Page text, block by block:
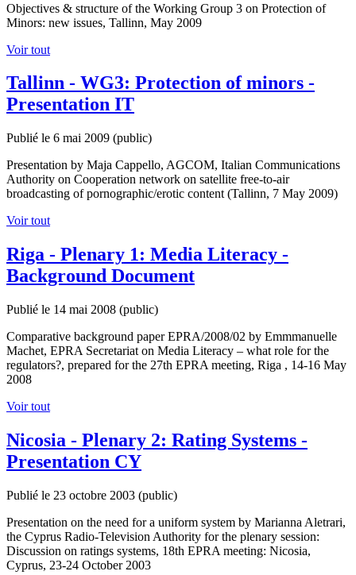
Objectives & structure of the Working Group 3 on Protection of
Minors: new issues, Tallinn, May 2009
Voir tout
Tallinn - WG3: Protection of minors -
Presentation IT
Publié le 6 mai 2009 (public)
Presentation by Maja Cappello, AGCOM, Italian Communications
Authority on Cooperation network on satellite free-to-air
broadcasting of pornographic/erotic content (Tallinn, 7 May 2009)
Voir tout
Riga - Plenary 1: Media Literacy -
Background Document
Publié le 14 mai 2008 (public)
Comparative background paper EPRA/2008/02 by Emmmanuelle
Machet, EPRA Secretariat on Media Literacy – what role for the
regulators?, prepared for the 27th EPRA meeting, Riga , 14-16 May
2008
Voir tout
Nicosia - Plenary 2: Rating Systems -
Presentation CY
Publié le 23 octobre 2003 (public)
Presentation on the need for a uniform system by Marianna Aletrari,
the Cyprus Radio-Television Authority for the plenary session:
Discussion on ratings systems, 18th EPRA meeting: Nicosia,
Cyprus, 23-24 October 2003